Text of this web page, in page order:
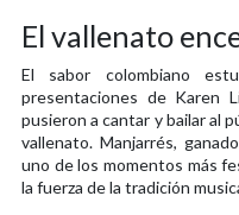
El vallenato
El sabor colombiano
presentaciones de Karen
pusieron a cantar y bailar al
vallenato. Manjarrés,
uno de los momentos más
la fuerza de la tradición